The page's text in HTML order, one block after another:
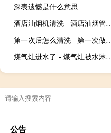
深表遗憾是什么意思
酒店油烟机清洗 -
第一次后怎么清洗 -
煤气灶进水了 - 煤
公告